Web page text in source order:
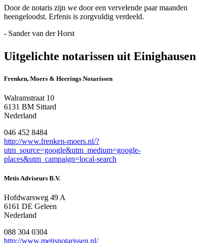
Door de notaris zijn we door een vervelende paar maanden
heengeloodst. Erfenis is zorgvuldig verdeeld.
- Sander van der Horst
Uitgelichte notarissen uit Einighausen
Frenken, Moers & Heerings Notarissen
Walramstraat 10
6131 BM Sittard
Nederland
046 452 8484
http://www.frenken-moers.nl/?
utm_source=google&utm_medium=google-
places&utm_campaign=local-search
Metis Adviseurs B.V.
Hofdwarsweg 49 A
6161 DE Geleen
Nederland
088 304 0304
http://www.metisnotarissen.nl/